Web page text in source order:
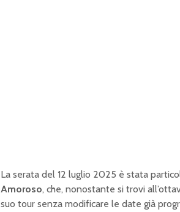
La serata del 12 luglio 2025 è stata
Amoroso, che, nonostante si trovi
suo tour senza modificare le date già